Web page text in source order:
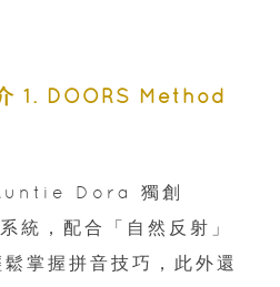
1. DOORS Method
Dora 獨創
，配合「自然反射」
掌握拼音技巧，此外還